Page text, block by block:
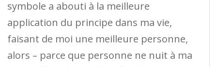
symbole a abouti à la meilleure
application du principe dans ma vie,
faisant de moi une meilleure personne,
alors – parce que personne ne nuit à ma